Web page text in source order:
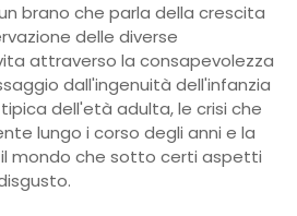
brano che parla della crescita
delle diverse
attraverso la consapevolezza
dall'ingenuità dell'infanzia
dell'età adulta, le crisi che
lungo i corso degli anni e la
mondo che sotto certi aspetti